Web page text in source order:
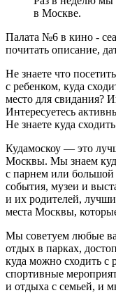
в Москве.
Палата №6 в кино -
почитать описание,
Не знаете что
с ребенком, куда
место для свидания?
Интересуетесь
Не знаете куда
Кудамоскоу — это
Москвы. Мы знаем
с парнем или
события, музеи и
и их родителей,
места Москвы,
Мы советуем любые
отдых в парках,
куда можно сходить с
спортивные
и отдыха с семьей, и